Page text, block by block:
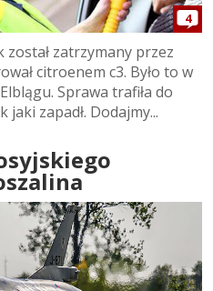
4
został zatrzymany przez
citroenem c3. Było to w
Sprawa trafiła do
zapadł. Dodajmy...